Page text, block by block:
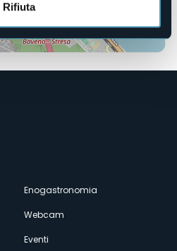
Rifiuta
Enogastronomia
Webcam
Eventi